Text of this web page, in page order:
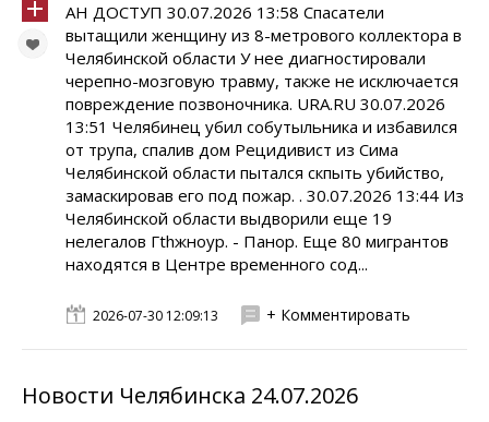
АН ДОСТУП 30.07.2026 13:58 Спасатели
вытащили женщину из 8-метрового коллектора в
Челябинской области У нее диагностировали
черепно-мозговую травму, также не исключается
повреждение позвоночника. URA.RU 30.07.2026
13:51 Челябинец убил собутыльника и избавился
от трупа, спалив дом Рецидивист из Сима
Челябинской области пытался скпыть убийство,
замаскировав его под пожар. . 30.07.2026 13:44 Из
Челябинской области выдворили еще 19
нелегалов Гthжноур. - Панор. Еще 80 мигрантов
находятся в Центре временного сод...
2026-07-30 12:09:13 + Комментировать
Новости Челябинска 24.07.2026